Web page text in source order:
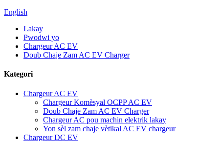
English
Lakay
Pwodwi yo
Chargeur AC EV
Doub Chaje Zam AC EV Charger
Kategori
Chargeur AC EV
Chargeur Komèsyal OCPP AC EV
Doub Chaje Zam AC EV Charger
Chargeur AC pou machin elektrik lakay
Yon sèl zam chaje vètikal AC EV chargeur
Chargeur DC EV